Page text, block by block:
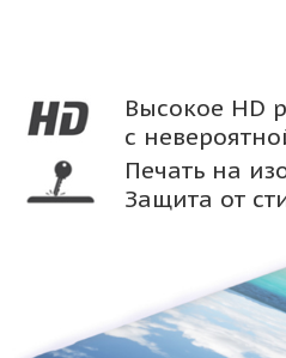
Высокое HD
с
Печать на
Защита от